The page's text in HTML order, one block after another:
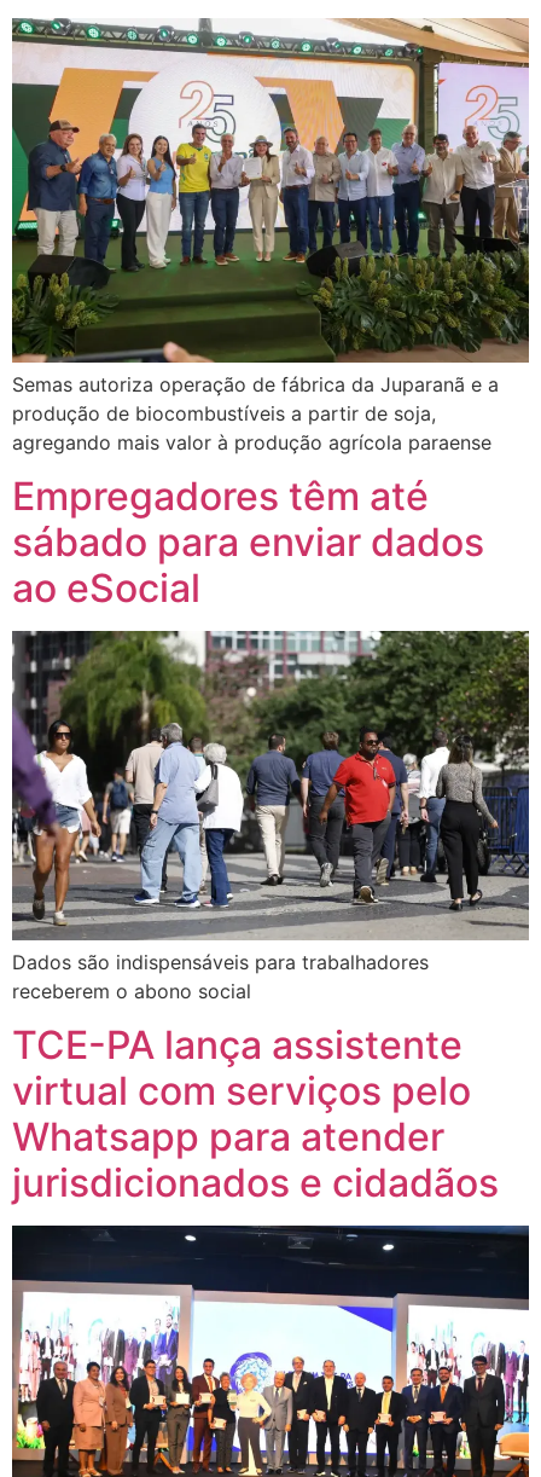
Semas autoriza operação de fábrica da Juparanã e a
produção de biocombustíveis a partir de soja,
agregando mais valor à produção agrícola paraense
Empregadores têm até
sábado para enviar dados
ao eSocial
Dados são indispensáveis para trabalhadores
receberem o abono social
TCE-PA lança assistente
virtual com serviços pelo
Whatsapp para atender
jurisdicionados e cidadãos